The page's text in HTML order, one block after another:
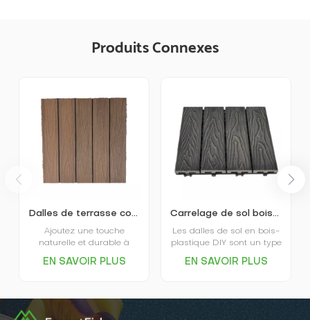
Produits Connexes
Dalles de terrasse composites bois-plastique DIY 500x500 mm les plus vendues
Ajoutez une touche
naturelle et durable à
avec un parquet en
jeu d'enfant ! Aucun outil
professionnel n'est requis.
EN SAVOIR PLUS
Carrelage de sol bois-plastique écologique imperméable extérieur
Les dalles de sol en bois-
plastique DIY sont un type
simplifié et rapide à
EN SAVOIR PLUS